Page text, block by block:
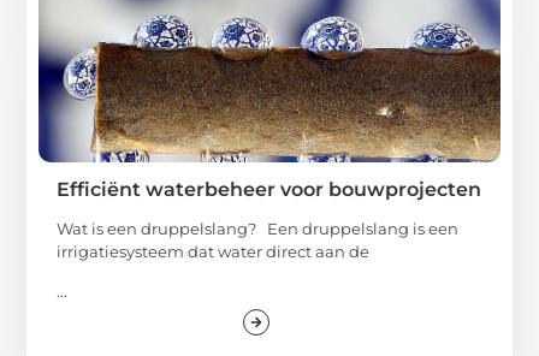
Efficiënt waterbeheer voor bouwprojecten
Wat is een druppelslang? Een druppelslang is een
irrigatiesysteem dat water direct aan de
...